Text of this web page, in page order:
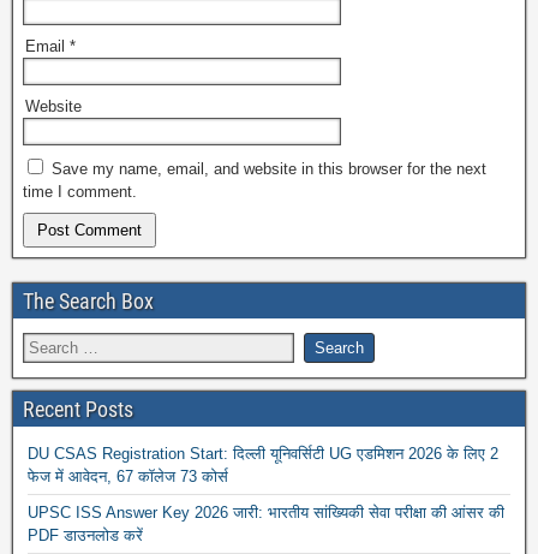
Email *
Website
Save my name, email, and website in this browser for the next
time I comment.
The Search Box
Recent Posts
DU CSAS Registration Start: दिल्ली यूनिवर्सिटी UG एडमिशन 2026 के लिए 2
फेज में आवेदन, 67 कॉलेज 73 कोर्स
UPSC ISS Answer Key 2026 जारी: भारतीय सांख्यिकी सेवा परीक्षा की आंसर की
PDF डाउनलोड करें